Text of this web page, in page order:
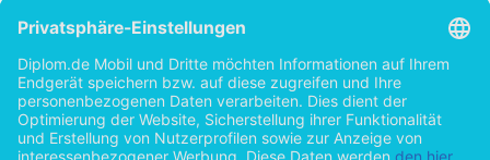
Branche [44]
Da jedoch die Technologiesubstitutionsentscheidung für ein
Unternehmen zu einer der wichtigsten
Technologiemanagemententscheidungen zählt und oft mit einem
enormen Aufwand verbunden ist, wird darauf im späteren Teil noch
genauer eingegangen.